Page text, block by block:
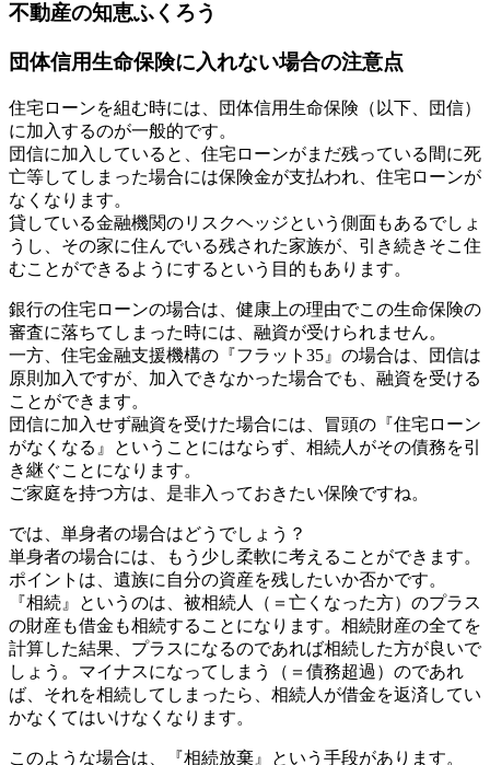
不動産の知恵ふくろう
団体信用生命保険に入れない場合の注意点
住宅ローンを組む時には、団体信用生命保険（以下、団信）
に加入するのが一般的です。
団信に加入していると、住宅ローンがまだ残っている間に死
亡等してしまった場合には保険金が支払われ、住宅ローンが
なくなります。
貸している金融機関のリスクヘッジという側面もあるでしょ
うし、その家に住んでいる残された家族が、引き続きそこ住
むことができるようにするという目的もあります。
銀行の住宅ローンの場合は、健康上の理由でこの生命保険の
審査に落ちてしまった時には、融資が受けられません。
一方、住宅金融支援機構の『フラット35』の場合は、団信は
原則加入ですが、加入できなかった場合でも、融資を受ける
ことができます。
団信に加入せず融資を受けた場合には、冒頭の『住宅ローン
がなくなる』ということにはならず、相続人がその債務を引
き継ぐことになります。
ご家庭を持つ方は、是非入っておきたい保険ですね。
では、単身者の場合はどうでしょう？
単身者の場合には、もう少し柔軟に考えることができます。
ポイントは、遺族に自分の資産を残したいか否かです。
『相続』というのは、被相続人（＝亡くなった方）のプラス
の財産も借金も相続することになります。相続財産の全てを
計算した結果、プラスになるのであれば相続した方が良いで
しょう。マイナスになってしまう（＝債務超過）のであれ
ば、それを相続してしまったら、相続人が借金を返済してい
かなくてはいけなくなります。
このような場合は、『相続放棄』という手段があります。